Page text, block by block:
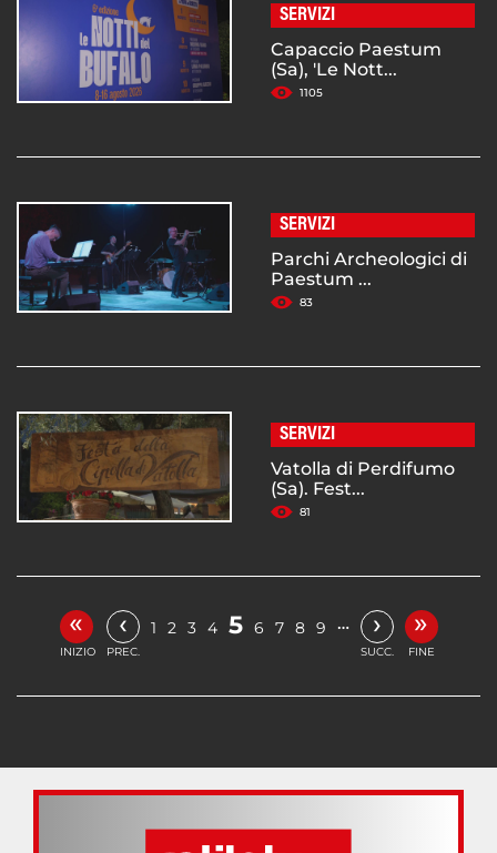
SERVIZI
Capaccio Paestum
(Sa), 'Le Nott...
1105
SERVIZI
Parchi Archeologici di
Paestum ...
83
SERVIZI
Vatolla di Perdifumo
(Sa). Fest...
81
«
INIZIO
‹
PREC.
1 2 3 4 5 6 7 8 9 … ›
SUCC.
»
FINE